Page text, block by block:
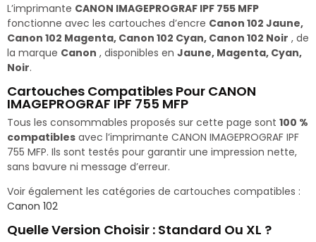
L’imprimante CANON IMAGEPROGRAF IPF 755 MFP
fonctionne avec les cartouches d’encre Canon 102 Jaune,
Canon 102 Magenta, Canon 102 Cyan, Canon 102 Noir , de
la marque Canon , disponibles en Jaune, Magenta, Cyan,
Noir.
Cartouches Compatibles Pour CANON
IMAGEPROGRAF IPF 755 MFP
Tous les consommables proposés sur cette page sont 100 %
compatibles avec l’imprimante CANON IMAGEPROGRAF IPF
755 MFP. Ils sont testés pour garantir une impression nette,
sans bavure ni message d’erreur.
Voir également les catégories de cartouches compatibles :
Canon 102
Quelle Version Choisir : Standard Ou XL ?